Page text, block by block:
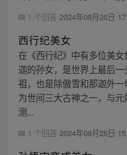
1 个回答 2024年08月26日
西行纪美女
在《西行纪》中有多位美
迦的孙女，是世界上最后
祖，也是除傲雪和那迦外
为世间三大古神之一，与
测...
1 个回答 2024年08月25日